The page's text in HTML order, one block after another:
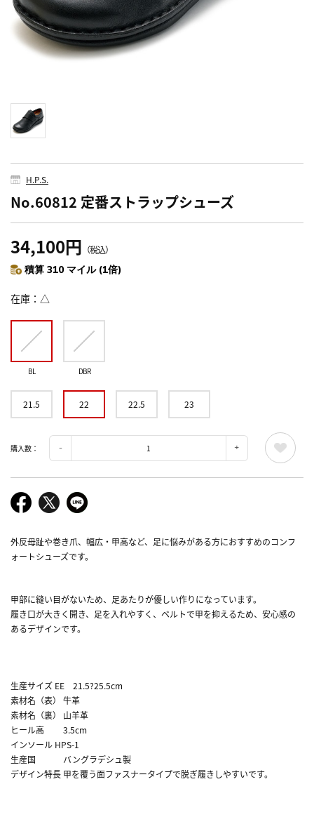
H.P.S.
No.60812 定番ストラップシューズ
34,100円 （税込）
積算 310 マイル (1倍)
在庫 △
BL DBR
21.5 22 22.5 23
購入数：
外反母趾や巻き爪、幅広・甲高など、足に悩みがある方におすすめのコンフ
ォートシューズです。
甲部に縫い目がないため、足あたりが優しい作りになっています。
履き口が大きく開き、足を入れやすく、ベルトで甲を抑えるため、安心感の
あるデザインです。
生産サイズ EE 21.5?25.5cm
素材名（表） 牛革
素材名（裏） 山羊革
ヒール高 3.5cm
インソール HPS-1
生産国 バングラデシュ製
デザイン特長 甲を覆う面ファスナータイプで脱ぎ履きしやすいです。